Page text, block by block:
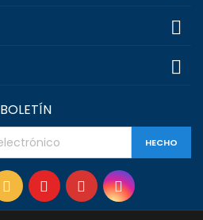


BOLETÍN